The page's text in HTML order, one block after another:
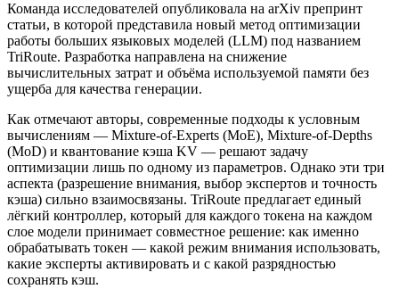
Команда исследователей опубликовала на arXiv препринт
статьи, в которой представила новый метод оптимизации
работы больших языковых моделей (LLM) под названием
TriRoute. Разработка направлена на снижение
вычислительных затрат и объёма используемой памяти без
ущерба для качества генерации.
Как отмечают авторы, современные подходы к условным
вычислениям — Mixture-of-Experts (MoE), Mixture-of-Depths
(MoD) и квантование кэша KV — решают задачу
оптимизации лишь по одному из параметров. Однако эти три
аспекта (разрешение внимания, выбор экспертов и точность
кэша) сильно взаимосвязаны. TriRoute предлагает единый
лёгкий контроллер, который для каждого токена на каждом
слое модели принимает совместное решение: как именно
обрабатывать токен — какой режим внимания использовать,
какие эксперты активировать и с какой разрядностью
сохранять кэш.